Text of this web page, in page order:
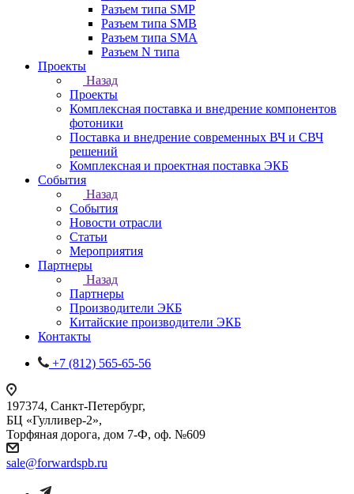
Разъем типа SMP
Разъем типа SMB
Разъем типа SMA
Разъем N типа
Проекты
Назад
Проекты
Комплексная поставка и внедрение компонентов
фотоники
Поставка и внедрение современных ВЧ и СВЧ
решений
Комплексная и проектная поставка ЭКБ
События
Назад
События
Новости отрасли
Статьи
Мероприятия
Партнеры
Назад
Партнеры
Производители ЭКБ
Китайские производители ЭКБ
Контакты
+7 (812) 565-65-56
197374, Санкт-Петербург,
БЦ «Гулливер-2»,
Торфяная дорога, дом 7-Ф, оф. №609
sale@forwardspb.ru